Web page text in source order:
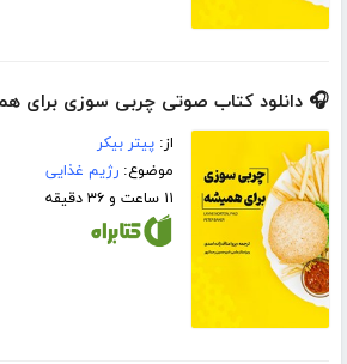
🎧 دانلود کتاب صوتی چربی سوزی برای
از:پیتر بیکر
موضوع:رژیم غذایی
۱۱ ساعت و ۳۶ دقیقه